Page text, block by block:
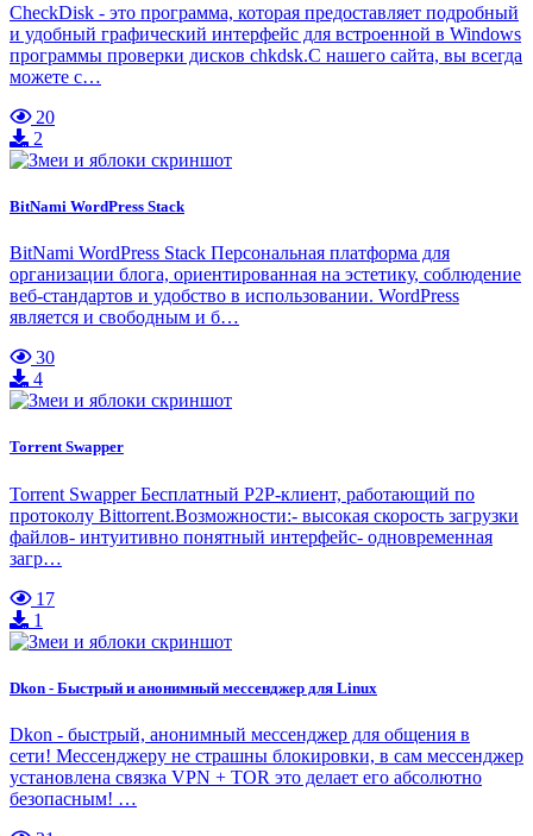
CheckDisk - это программа, которая предоставляет подробный
и удобный графический интерфейс для встроенной в Windows
программы проверки дисков chkdsk.С нашего сайта, вы всегда
можете с…
20
2
BitNami WordPress Stack
BitNami WordPress Stack Персональная платформа для
организации блога, ориентированная на эстетику, соблюдение
веб-стандартов и удобство в использовании. WordPress
является и свободным и б…
30
4
Torrent Swapper
Torrent Swapper Бесплатный Р2Р-клиент, работающий по
протоколу Bittorrent.Возможности:- высокая скорость загрузки
файлов- интуитивно понятный интерфейс- одновременная
загр…
17
1
Dkon - Быстрый и анонимный мессенджер для Linux
Dkon - быстрый, анонимный мессенджер для общения в
сети! Мессенджеру не страшны блокировки, в сам мессенджер
установлена связка VPN + TOR это делает его абсолютно
безопасным! …